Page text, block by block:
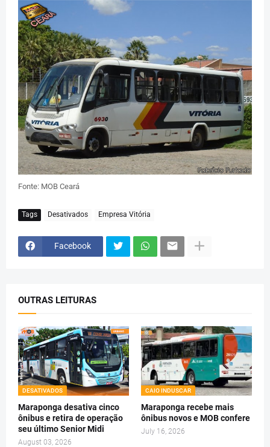
Fonte: MOB Ceará
Tags Desativados Empresa Vitória
Facebook
OUTRAS LEITURAS
DESATIVADOS
Maraponga desativa cinco
ônibus e retira de operação
seu último Senior Midi
August 03, 2026
CAIO INDUSCAR
Maraponga recebe mais
ônibus novos e MOB confere
July 16, 2026